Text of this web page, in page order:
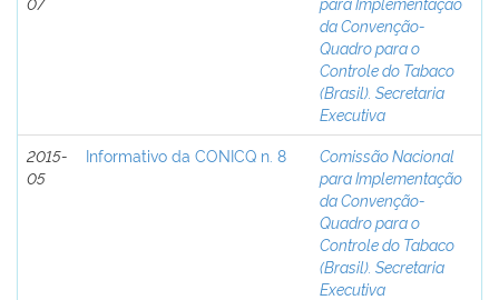
da Convenção-
Quadro para o
Controle do Tabaco
(Brasil). Secretaria
Executiva
2015-
05
Informativo da CONICQ n. 8
Comissão Nacional
para Implementação
da Convenção-
Quadro para o
Controle do Tabaco
(Brasil). Secretaria
Executiva